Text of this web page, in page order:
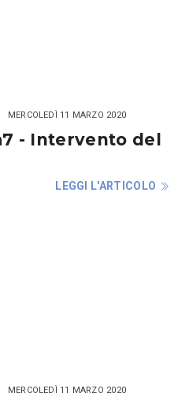
MERCOLEDÌ 11 MARZO 2020
- Intervento del
LEGGI L'ARTICOLO
MERCOLEDÌ 11 MARZO 2020